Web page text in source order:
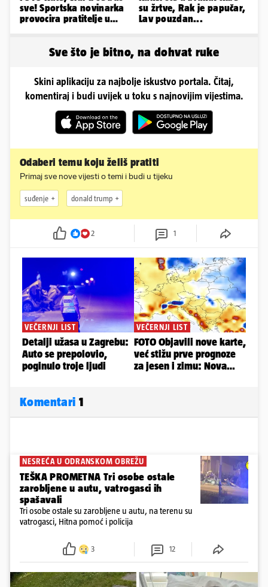
sve! Sportska novinarka
provocira pratitelje u
su žrtve, Rak je papučar,
Lav pouzdan...
Sve što je bitno, na dohvat ruke
Skini aplikaciju za najbolje iskustvo portala. Čitaj,
komentiraj i budi uvijek u toku s najnovijim vijestima.
Odaberi temu koju želiš pratiti
Primaj sve nove vijesti o temi i budi u tijeku
suđenje donald trump
2 1
Komentari 1
NESREĆA U ODRANSKOM OBREŽU
TEŠKA PROMETNA Tri osobe ostale
zarobljene u autu, vatrogasci ih
spašavali
Tri osobe ostale su zarobljene u autu, na terenu su
vatrogasci, Hitna pomoć i policija
3 12